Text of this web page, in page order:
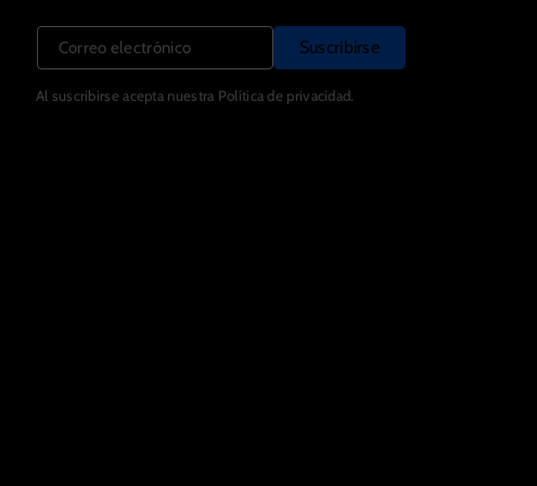
Correo electrónico Suscribirse
Al suscribirse acepta nuestra Política de privacidad.